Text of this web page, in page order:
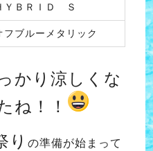
ＹＢＲＩＤ Ｓ
フブルーメタリック
かり涼しくな
ね！！
り の準備が始まって